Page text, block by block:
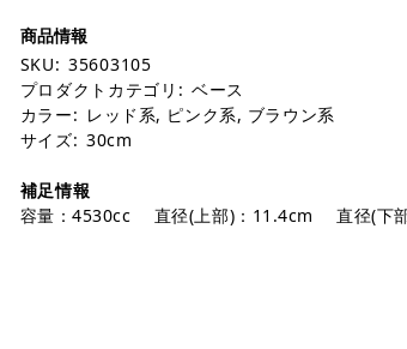
SKU: 35603105
プロダクトカテゴリ: ベース
カラー: レッド系, ピンク系, ブラウン系
サイズ: 30cm
補足情報
容量：4530cc 直径(上部)：11.4cm 直径(下